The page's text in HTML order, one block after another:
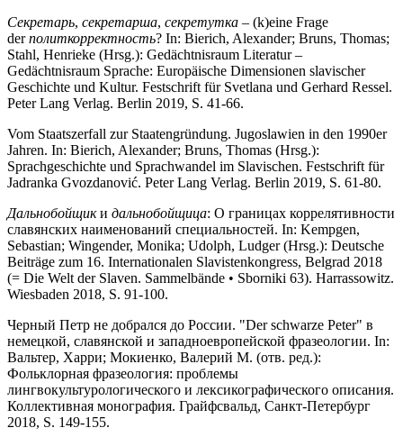
Секретарь, секретарша, секретутка – (k)eine Frage
derполиткорректность? In: Bierich, Alexander; Bruns, Thomas;
Stahl, Henrieke (Hrsg.): Gedächtnisraum Literatur –
Gedächtnisraum Sprache: Europäische Dimensionen slavischer
Geschichte und Kultur. Festschrift für Svetlana und Gerhard Ressel.
Pe­ter Lang Verlag. Berlin 2019, S. 41-66.
Vom Staatszerfall zur Staatengründung. Jugoslawien in den 1990er
Jahren. In: Bierich, Alexander; Bruns, Thomas (Hrsg.):
Sprachgeschichte und Sprachwandel im Slavischen. Festschrift für
Jadranka Gvozdanović. Pe­ter Lang Verlag. Berlin 2019, S. 61-80.
Дальнобойщик и дальнобойщица: О границах коррелятивности
славянских наименований специальностей. In: Kempgen,
Sebastian; Wingender, Monika; Udolph, Ludger (Hrsg.): Deutsche
Beiträge zum 16. Internationalen Slavistenkongress, Belgrad 2018
(= Die Welt der Slaven. Sammelbände • Sborniki 63). Harrassowitz.
Wiesbaden 2018, S. 91-100.
Черный Петр не добрался до России. "Der schwarze Peter" в
немецкой, славянской и западноевропейской фразеологии. In:
Вальтер, Харри; Мокиенко, Валерий М. (отв. ред.):
Фольклорная фразеология: проблемы
лингвокультурологического и лексикографического описания.
Коллективная монография. Грайфсвальд, Санкт-Петербург
2018, S. 149-155.